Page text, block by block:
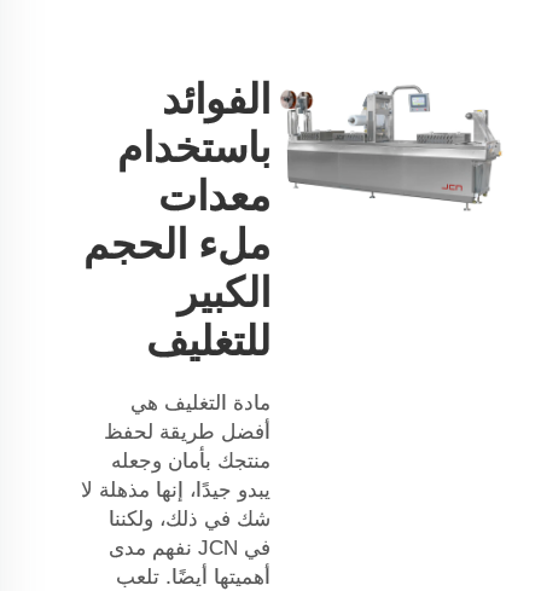
الفوائد
باستخدام
معدات
ملء الحجم
الكبير
للتغليف
مادة التغليف هي
أفضل طريقة لحفظ
منتجك بأمان وجعله
يبدو جيدًا، إنها مذهلة لا
شك في ذلك، ولكننا
في JCN نفهم مدى
أهميتها أيضًا. تلعب